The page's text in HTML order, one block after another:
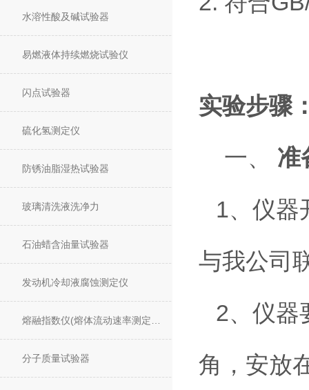
水溶性酸及碱试验器
易燃液体持续燃烧试验仪
闪点试验器
硫化氢测定仪
防锈油脂湿热试验器
玻璃清洗液洗净力
石油蜡含油量试验器
发动机冷却液腐蚀测定仪
分子质量试验器
实验步骤
一、 准
1、仪器
与我公司
2、仪器
角，安放